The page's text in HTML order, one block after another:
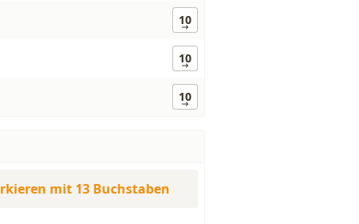
10
10
10
mit 13 Buchstaben